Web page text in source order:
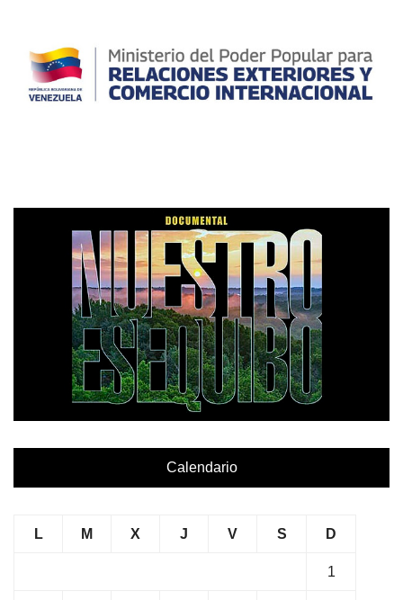
Calendario
L M X J V S D
1